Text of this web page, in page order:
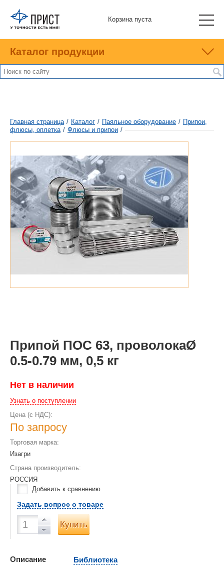
Корзина пуста
Каталог продукции
Главная страница / Каталог / Паяльное оборудование / Припои,
флюсы, оплетка / Флюсы и припои /
Припой ПОС 63, проволокаØ
0.5-0.79 мм, 0,5 кг
Нет в наличии
Узнать о поступлении
Цена (с НДС):
По запросу
Торговая марка:
Изагри
Страна производитель:
РОССИЯ
Добавить к сравнению
Задать вопрос о товаре
Купить
Описание Библиотека